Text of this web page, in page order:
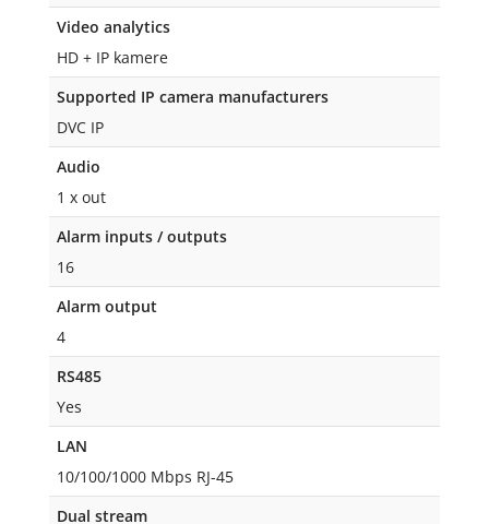
Video analytics
HD + IP kamere
Supported IP camera manufacturers
DVC IP
Audio
1 x out
Alarm inputs / outputs
16
Alarm output
4
RS485
Yes
LAN
10/100/1000 Mbps RJ-45
Dual stream